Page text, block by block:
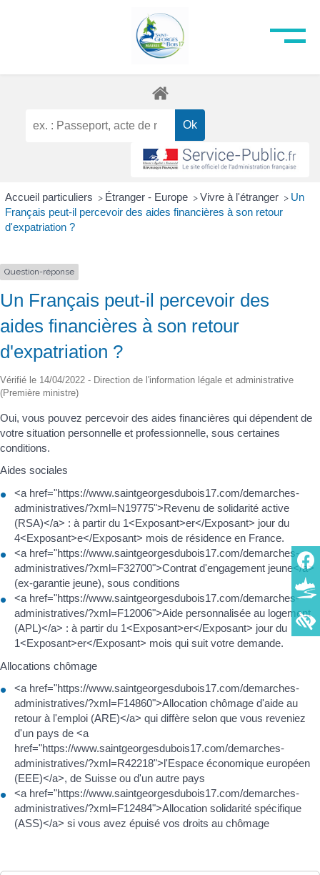
Accueil particuliers > Étranger - Europe > Vivre à l'étranger > Un
Français peut-il percevoir des aides financières à son retour
d'expatriation ?
Question-réponse
Un Français peut-il percevoir des
aides financières à son retour
d'expatriation ?
Vérifié le 14/04/2022 - Direction de l'information légale et administrative
(Première ministre)
Oui, vous pouvez percevoir des aides financières qui dépendent de
votre situation personnelle et professionnelle, sous certaines
conditions.
Aides sociales
<a href="https://www.saintgeorgesdubois17.com/demarches-
administratives/?xml=N19775">Revenu de solidarité active
(RSA)</a> : à partir du 1<Exposant>er</Exposant> jour du
4<Exposant>e</Exposant> mois de résidence en France.
<a href="https://www.saintgeorgesdubois17.com/demarches-
administratives/?xml=F32700">Contrat d'engagement jeune</a>
(ex-garantie jeune), sous conditions
<a href="https://www.saintgeorgesdubois17.com/demarches-
administratives/?xml=F12006">Aide personnalisée au logement
(APL)</a> : à partir du 1<Exposant>er</Exposant> jour du
1<Exposant>er</Exposant> mois qui suit votre demande.
Allocations chômage
<a href="https://www.saintgeorgesdubois17.com/demarches-
administratives/?xml=F14860">Allocation chômage d'aide au
retour à l'emploi (ARE)</a> qui diffère selon que vous reveniez
d'un pays de <a
href="https://www.saintgeorgesdubois17.com/demarches-
administratives/?xml=R42218">l'Espace économique européen
(EEE)</a>, de Suisse ou d'un autre pays
<a href="https://www.saintgeorgesdubois17.com/demarches-
administratives/?xml=F12484">Allocation solidarité spécifique
(ASS)</a> si vous avez épuisé vos droits au chômage